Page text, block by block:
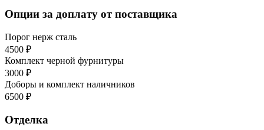
Опции за доплату от поставщика
Порог нерж сталь
4500 ₽
Комплект черной фурнитуры
3000 ₽
Доборы и комплект наличников
6500 ₽
Отделка